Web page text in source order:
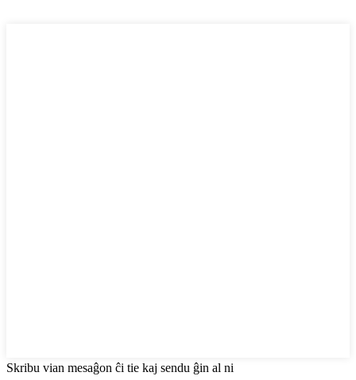
Skribu vian mesaĝon ĉi tie kaj sendu ĝin al ni